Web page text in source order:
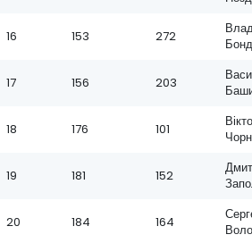
16 153 272
17 156 203
18 176 101
19 181 152
20 184 164